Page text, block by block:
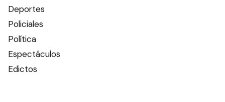
Deportes
Policiales
Política
Espectáculos
Edictos